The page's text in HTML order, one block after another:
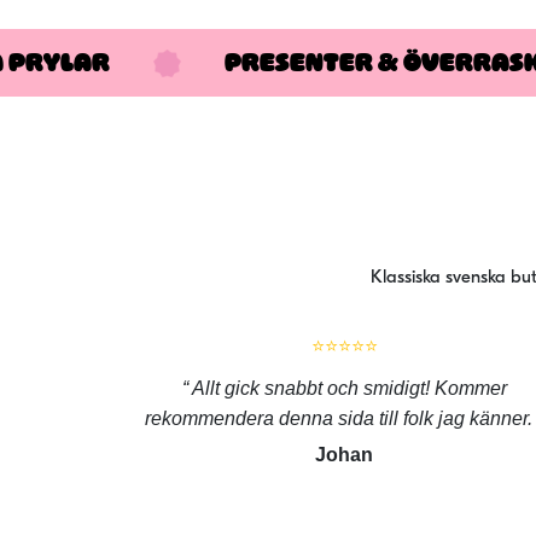
PRYLAR PRESENTER &
Klassiska svenska
⭐⭐⭐⭐⭐
Allt gick snabbt och smidigt! Kommer
rekommendera denna sida till folk jag känner.
Johan